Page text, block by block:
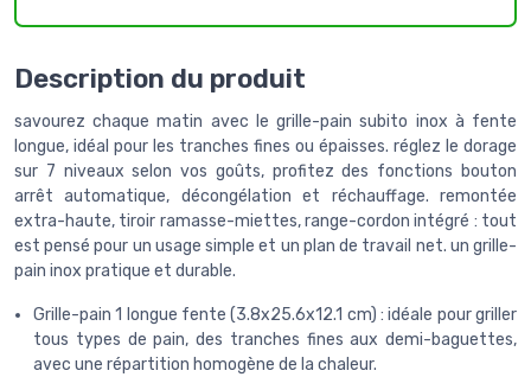
Description du produit
savourez chaque matin avec le grille-pain subito inox à fente
longue, idéal pour les tranches fines ou épaisses. réglez le dorage
sur 7 niveaux selon vos goûts, profitez des fonctions bouton
arrêt automatique, décongélation et réchauffage. remontée
extra-haute, tiroir ramasse-miettes, range-cordon intégré : tout
est pensé pour un usage simple et un plan de travail net. un grille-
pain inox pratique et durable.
Grille-pain 1 longue fente (3.8x25.6x12.1 cm) : idéale pour griller
tous types de pain, des tranches fines aux demi-baguettes,
avec une répartition homogène de la chaleur.